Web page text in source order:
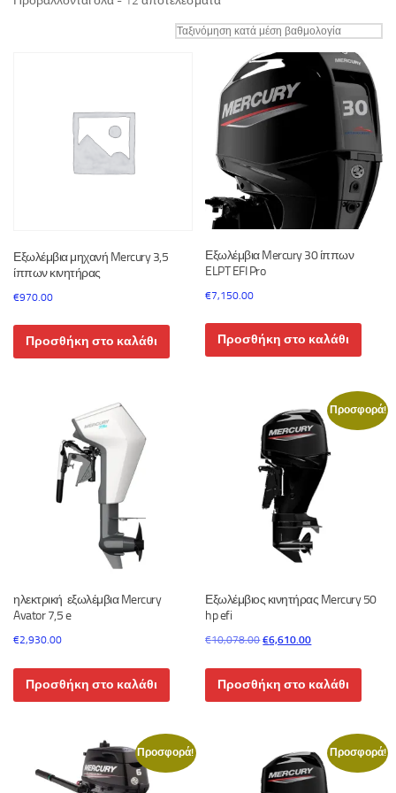
average
rating
Εξωλέμβια μηχανή Mercury 3,5
ίππων κινητήρας
€970.00
Προσθήκη στο καλάθι
Εξωλέμβια Mercury 30 ίππων
ELPT EFI Pro
€7,150.00
Προσθήκη στο καλάθι
ηλεκτρική εξωλέμβια Mercury
Avator 7,5 e
€2,930.00
Προσθήκη στο καλάθι
Προσφορά!
Εξωλέμβιος κινητήρας Mercury 50
hp efi
€10,078.00Original
was:
€6,610.00Η
τιμή
Προσθήκη στο καλάθι
Προσφορά! Προσφορά!